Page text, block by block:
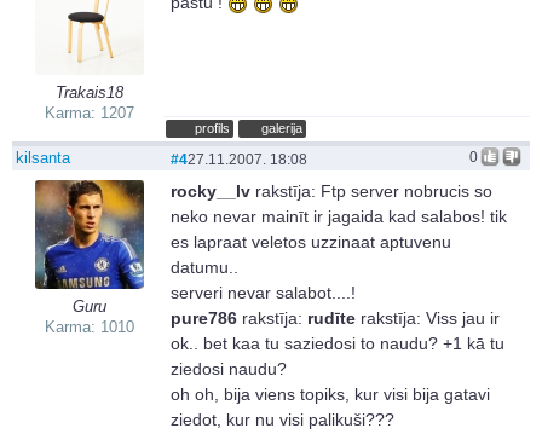
Trakais18
Karma: 1207
profils galerija
kilsanta
Guru
Karma: 1010
0
#427.11.2007. 18:08
rocky__lv rakstīja: Ftp server nobrucis so
neko nevar mainīt ir jagaida kad salabos! tik
es lapraat veletos uzzinaat aptuvenu
datumu..
serveri nevar salabot....!
pure786 rakstīja: rudīte rakstīja: Viss jau ir
ok.. bet kaa tu saziedosi to naudu? +1 kā tu
ziedosi naudu?
oh oh, bija viens topiks, kur visi bija gatavi
ziedot, kur nu visi palikuši???